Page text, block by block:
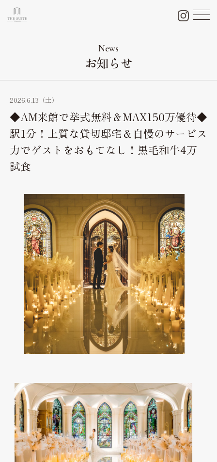
Bridal fair
料金プラン
Bridal plan
結婚式当日のおもてなし
Weddingday
料理・ケーキ
Cuisine & Sweets
ベストレート保証
Best rate guarantee
ウェディングレポート
Wedding Report
Access & Location
お知らせ
News
よくあるご質問
News
お知らせ
2026.6.13（土）
◆AM来館で挙式無料＆MAX150万優待◆
駅1分！上質な貸切邸宅＆自慢のサービス
力でゲストをおもてなし！黒毛和牛4万
試食